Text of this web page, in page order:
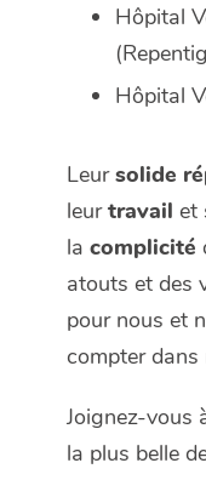
Hôpital
Hôpital
Leursolide
leurtravail et
la complicité
atouts et des
pour nous et
compter dans
Joignez-vous
la plus belle